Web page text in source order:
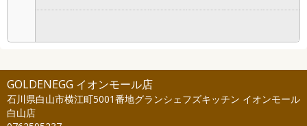
GOLDENEGG イオンモール店
石川県白山市横江町5001番地グランシェフズキッチン イオンモール
白山店